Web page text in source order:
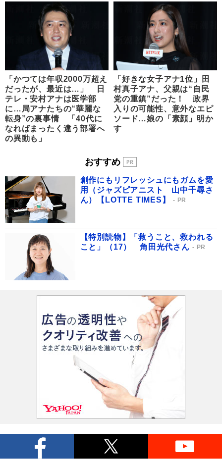
「かつては年収2000万超え
だったが、最近は…」 日
テレ・安村アナは医学部
に…局アナたちの“華麗な
転身”の裏事情 「40代に
なればまったく違う部署へ
の異動も」
「好きな女子アナ1位」田
村真子アナ、父親は“自民
党の重鎮”だった！ 政界
入りの可能性、意外なエピ
ソード…娘の「素顔」明か
す
おすすめ
創作にもリフレッシュにもガムを愛
用（ジャズピアニスト 山中千尋さ
ん）【LOTTE TIMES】
PR
【特別読物】「救うこと、救われる
こと」（17） 角田光代さん
PR